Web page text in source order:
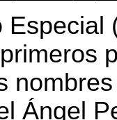
Ángel